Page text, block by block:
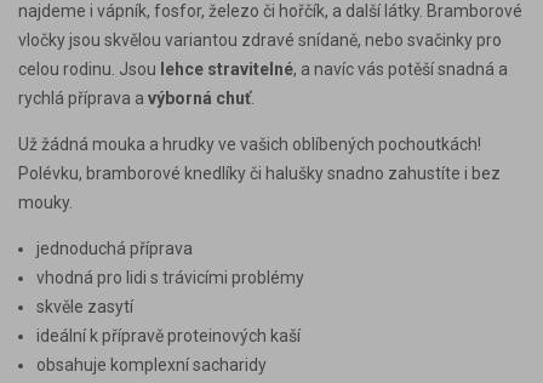
najdeme i vápník, fosfor, železo či hořčík, a další látky. Bramborové
vločky jsou skvělou variantou zdravé snídaně, nebo svačinky pro
celou rodinu. Jsou lehce stravitelné, a navíc vás potěší snadná a
rychlá příprava a výborná chuť.
Už žádná mouka a hrudky ve vašich oblíbených pochoutkách!
Polévku, bramborové knedlíky či halušky snadno zahustíte i bez
mouky.
jednoduchá příprava
vhodná pro lidi s trávicími problémy
skvěle zasytí
ideální k přípravě proteinových kaší
obsahuje komplexní sacharidy